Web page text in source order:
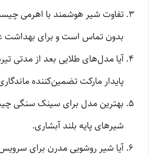
تفاوت شیر هوشمند با اهرمی
بدون تماس است و برای بهداشت
پایدار مارکت تضمین‌کننده
بهترین مدل برای سینک سنگی
شیرهای پایه بلند آبشاری.
آیا شیر روشویی مدرن برای